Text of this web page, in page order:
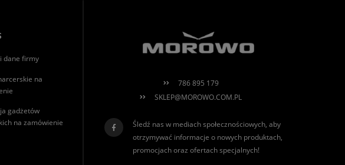
dane firmy
na
gadżetów
na zamówienie
786 895 179
SKLEP@MOROWO.COM.PL
Śledź nas w mediach społecznościowych, aby
otrzymywać informacje o nowych produktach,
promocjach oraz ofertach specjalnych!